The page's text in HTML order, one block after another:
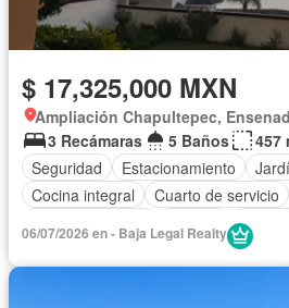
$ 17,325,000 MXN
Ampliación Chapultepec,
3 Recámaras
5 Baños
457
Seguridad
Estacionamiento
Cocina integral
Cuarto de servicio
Bodega
Cuarto de Limpieza
Televisión por
06/07/2026 en - Baja Legal Realty